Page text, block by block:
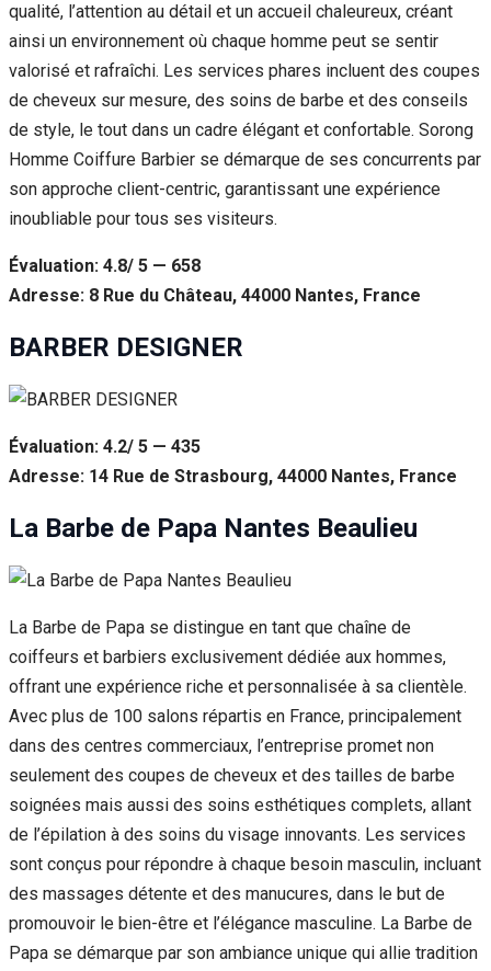
qualité, l’attention au détail et un accueil chaleureux, créant
ainsi un environnement où chaque homme peut se sentir
valorisé et rafraîchi. Les services phares incluent des coupes
de cheveux sur mesure, des soins de barbe et des conseils
de style, le tout dans un cadre élégant et confortable. Sorong
Homme Coiffure Barbier se démarque de ses concurrents par
son approche client-centric, garantissant une expérience
inoubliable pour tous ses visiteurs.
Évaluation: 4.8/ 5 — 658
Adresse: 8 Rue du Château, 44000 Nantes, France
BARBER DESIGNER
Évaluation: 4.2/ 5 — 435
Adresse: 14 Rue de Strasbourg, 44000 Nantes, France
La Barbe de Papa Nantes Beaulieu
La Barbe de Papa se distingue en tant que chaîne de
coiffeurs et barbiers exclusivement dédiée aux hommes,
offrant une expérience riche et personnalisée à sa clientèle.
Avec plus de 100 salons répartis en France, principalement
dans des centres commerciaux, l’entreprise promet non
seulement des coupes de cheveux et des tailles de barbe
soignées mais aussi des soins esthétiques complets, allant
de l’épilation à des soins du visage innovants. Les services
sont conçus pour répondre à chaque besoin masculin, incluant
des massages détente et des manucures, dans le but de
promouvoir le bien-être et l’élégance masculine. La Barbe de
Papa se démarque par son ambiance unique qui allie tradition